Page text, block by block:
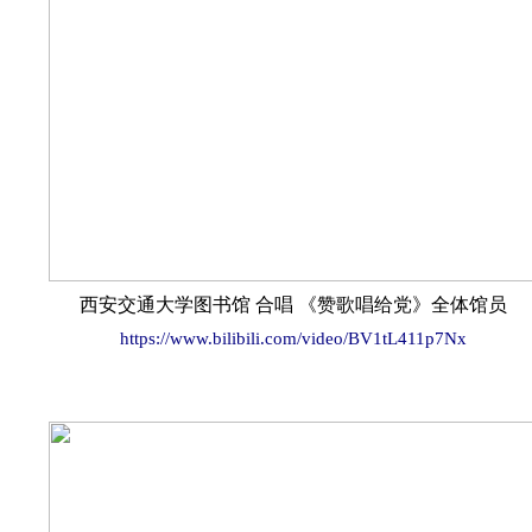
西安交通大学图书馆 合唱 《赞歌唱给党》全体馆员
https://www.bilibili.com/video/BV1tL411p7Nx